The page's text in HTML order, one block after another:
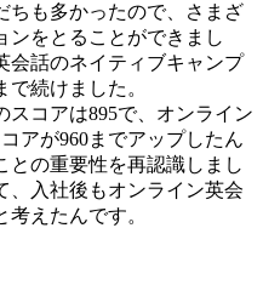
ちも多かったので、さまざ
ンをとることができまし
会話のネイティブキャンプ
続けました。
スコアは895で、オンライン
アが960までアップしたん
との重要性を再認識しまし
、入社後もオンライン英会
えたんです。